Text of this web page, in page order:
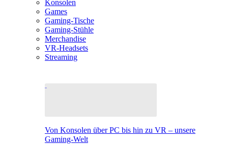
Konsolen
Games
Gaming-Tische
Gaming-Stühle
Merchandise
VR-Headsets
Streaming
Von Konsolen über PC bis hin zu VR – unsere
Gaming-Welt